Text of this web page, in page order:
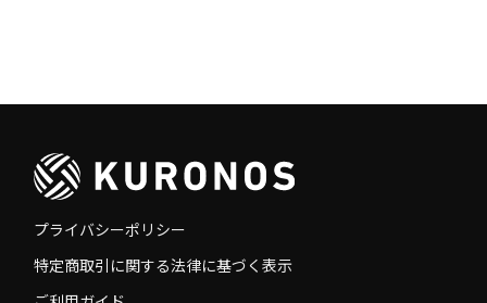
プライバシーポリシー
特定商取引に関する法律に基づく表示